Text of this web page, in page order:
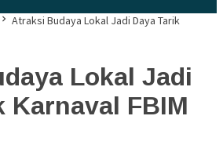
Atraksi Budaya Lokal Jadi Daya Tarik
Lokal Jadi
Karnaval FBIM